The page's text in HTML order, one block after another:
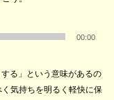
00:00
る」という意味があるの
気持ちを明るく軽快に保